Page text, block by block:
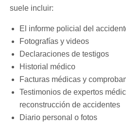
suele incluir:
El informe policial del
Fotografías y videos
Declaraciones de testigos
Historial médico
Facturas médicas y
Testimonios de expertos
reconstrucción de accidentes
Diario personal o fotos